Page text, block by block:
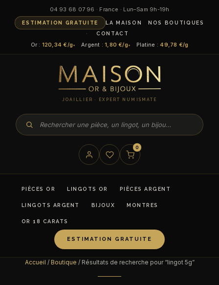
contenu
04 93 68 07 96 · France · Lun–Sam 9h-19h
ESTIMATION GRATUITE LA MAISON
NOS BOUTIQUES
CONTACT
Or : 120,34 €/g Argent :1,80 €/g Platine :49,78 €/g
JOAILLIER · EXPERT NUMISMATE
0
PIÈCES OR LINGOTS OR PIÈCES ARGENT
LINGOTS ARGENT BIJOUX MONTRES
OR 18 CARATS
ESTIMATION GRATUITE
Accueil / Boutique / Résultats de recherche pour “lingot 5g”